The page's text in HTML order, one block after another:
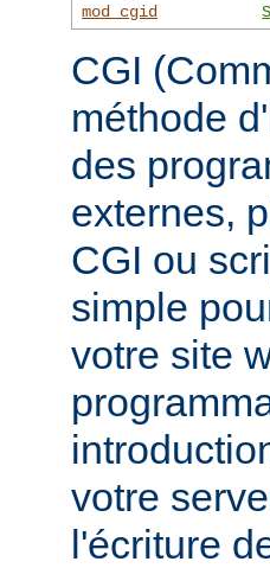
mod_cgid
CGI
méthode
des
externes,
CGI ou
simple
votre site
votre
l'écriture